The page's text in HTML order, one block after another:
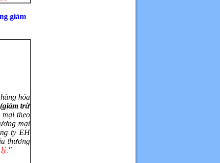
giảm
hóa
trừ
theo
mại
ty EH
thương
"